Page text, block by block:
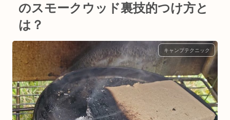
のスモークウッド裏技的つけ方と
は？
キャンプテクニック